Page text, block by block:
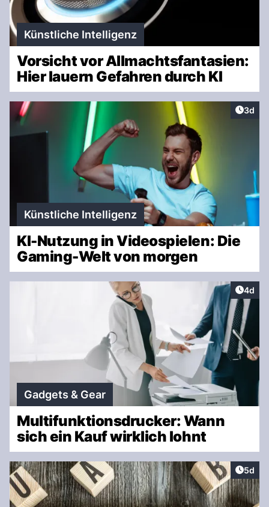
Künstliche Intelligenz
Vorsicht vor Allmachtsfantasien:
Hier lauern Gefahren durch KI
3d
Künstliche Intelligenz
KI-Nutzung in Videospielen: Die
Gaming-Welt von morgen
4d
Gadgets & Gear
Multifunktionsdrucker: Wann
sich ein Kauf wirklich lohnt
5d